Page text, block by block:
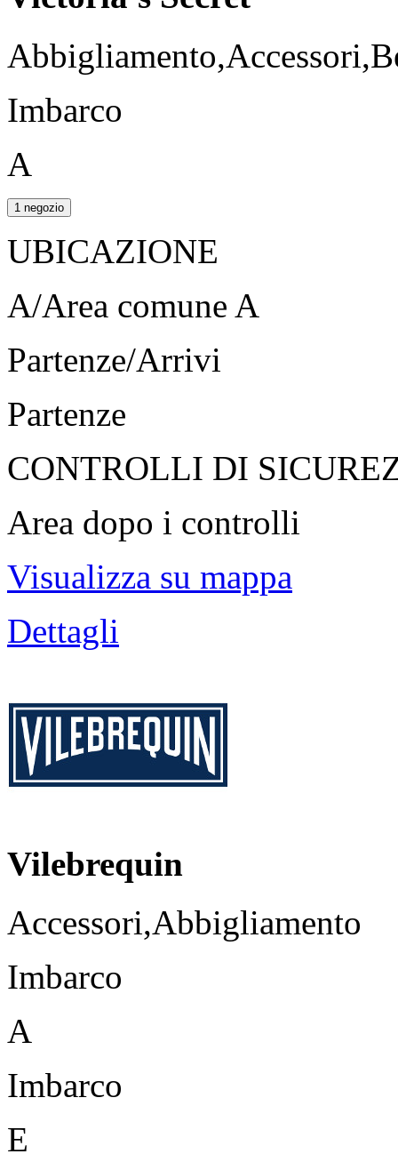
Imbarco
A
1 negozio
UBICAZIONE
A/Area comune A
Partenze/Arrivi
Partenze
CONTROLLI DI
Area dopo i controlli
Visualizza su mappa
Dettagli
Vilebrequin
Accessori,Abbigliamento
Imbarco
A
Imbarco
E